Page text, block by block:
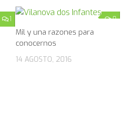
1 0
Mil y una razones para
conocernos
14 AGOSTO, 2016